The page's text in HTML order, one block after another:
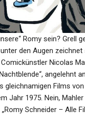
Romy sein? Grell
den Augen zeichnet
Nicolas
angelehnt
gleichnamigen Films
Jahr 1975. Nein,
Schneider – Alle